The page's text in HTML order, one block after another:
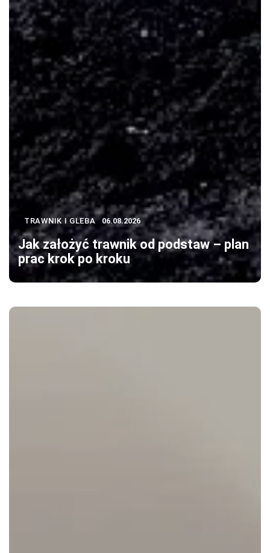
TRAWNIK I GLEBA 06.08.2026
Jak założyć trawnik od podstaw – plan
prac krok po kroku